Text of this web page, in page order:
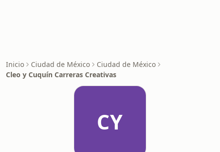
Inicio Ciudad de México
Ciudad de México
Cleo y Cuquín Carreras Creativas
CY